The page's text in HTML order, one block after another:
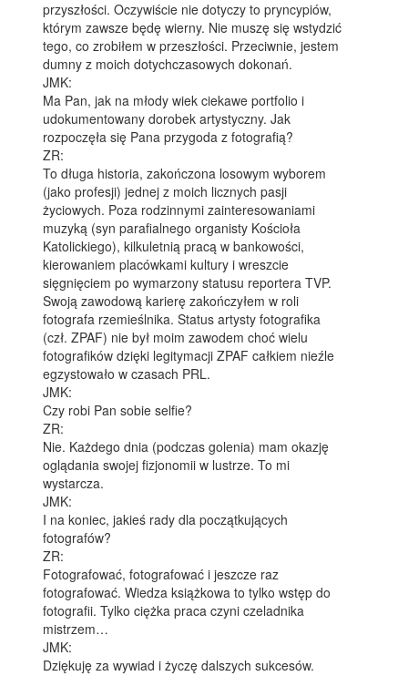
przyszłości. Oczywiście nie dotyczy to pryncypiów,
którym zawsze będę wierny. Nie muszę się wstydzić
tego, co zrobiłem w przeszłości. Przeciwnie, jestem
dumny z moich dotychczasowych dokonań.
JMK:
Ma Pan, jak na młody wiek ciekawe portfolio i
udokumentowany dorobek artystyczny. Jak
rozpoczęła się Pana przygoda z fotografią?
ZR:
To długa historia, zakończona losowym wyborem
(jako profesji) jednej z moich licznych pasji
życiowych. Poza rodzinnymi zainteresowaniami
muzyką (syn parafialnego organisty Kościoła
Katolickiego), kilkuletnią pracą w bankowości,
kierowaniem placówkami kultury i wreszcie
sięgnięciem po wymarzony statusu reportera TVP.
Swoją zawodową karierę zakończyłem w roli
fotografa rzemieślnika. Status artysty fotografika
(czł. ZPAF) nie był moim zawodem choć wielu
fotografików dzięki legitymacji ZPAF całkiem nieźle
egzystowało w czasach PRL.
JMK:
Czy robi Pan sobie selfie?
ZR:
Nie. Każdego dnia (podczas golenia) mam okazję
oglądania swojej fizjonomii w lustrze. To mi
wystarcza.
JMK:
I na koniec, jakieś rady dla początkujących
fotografów?
ZR:
Fotografować, fotografować i jeszcze raz
fotografować. Wiedza książkowa to tylko wstęp do
fotografii. Tylko ciężka praca czyni czeladnika
mistrzem…
JMK:
Dziękuję za wywiad i życzę dalszych sukcesów.